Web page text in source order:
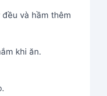
và hầm thêm
khi ăn.